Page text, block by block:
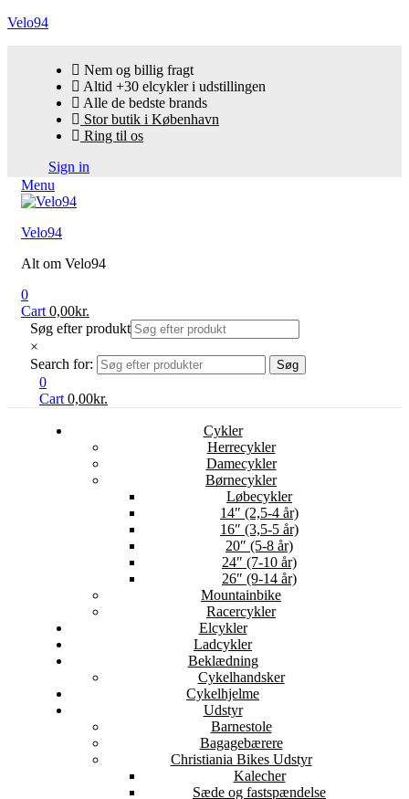
Velo94
Nem og billig fragt
Altid +30 elcykler i udstillingen
Alle de bedste brands
Stor butik i København
Ring til os
Sign in
Menu
Velo94
Alt om Velo94
0
Cart 0,00kr.
Søg efter produkt
×
Search for:
Søg
0
Cart 0,00kr.
Cykler
Herrecykler
Damecykler
Børnecykler
Løbecykler
14″ (2,5-4 år)
16″ (3,5-5 år)
20″ (5-8 år)
24″ (7-10 år)
26″ (9-14 år)
Mountainbike
Racercykler
Elcykler
Ladcykler
Beklædning
Cykelhandsker
Cykelhjelme
Udstyr
Barnestole
Bagagebærere
Christiania Bikes Udstyr
Kalecher
Sæde og fastspændelse